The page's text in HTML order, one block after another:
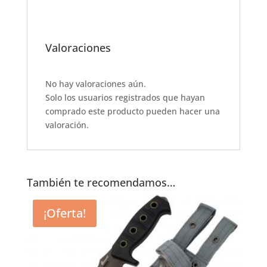
Valoraciones
No hay valoraciones aún.
Solo los usuarios registrados que hayan
comprado este producto pueden hacer una
valoración.
También te recomendamos…
¡Oferta!